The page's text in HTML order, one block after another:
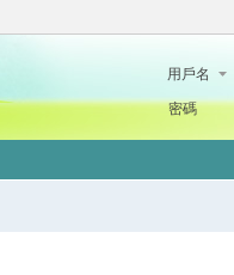
用戶名
密碼